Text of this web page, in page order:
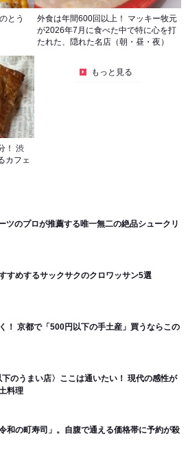
とう
外食は年間600回以上！ マッキー牧元
が2026年7月に食べた中で特に心を打
たれた、隠れた名店（朝・昼・夜）
！ 渋
カフェ
もっと見る
ツのプロが推薦する唯一無二の絶品シュークリ
すめするサックサクのクロワッサン5選
！ 京都で「500円以下の手土産」買うならこの
下のうまい店〉ここは通いたい！ 現代の感性が
料理
和の町寿司」。自腹で通える価格帯に予約が殺